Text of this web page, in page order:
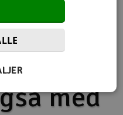
Flux SBK 2WD Kit
Gas SBK 2WD KIT
med